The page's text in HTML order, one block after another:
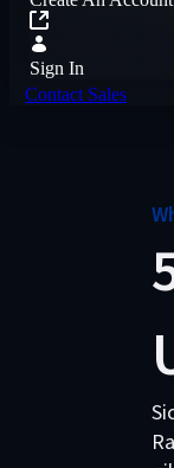
Sign In
Contact Sales